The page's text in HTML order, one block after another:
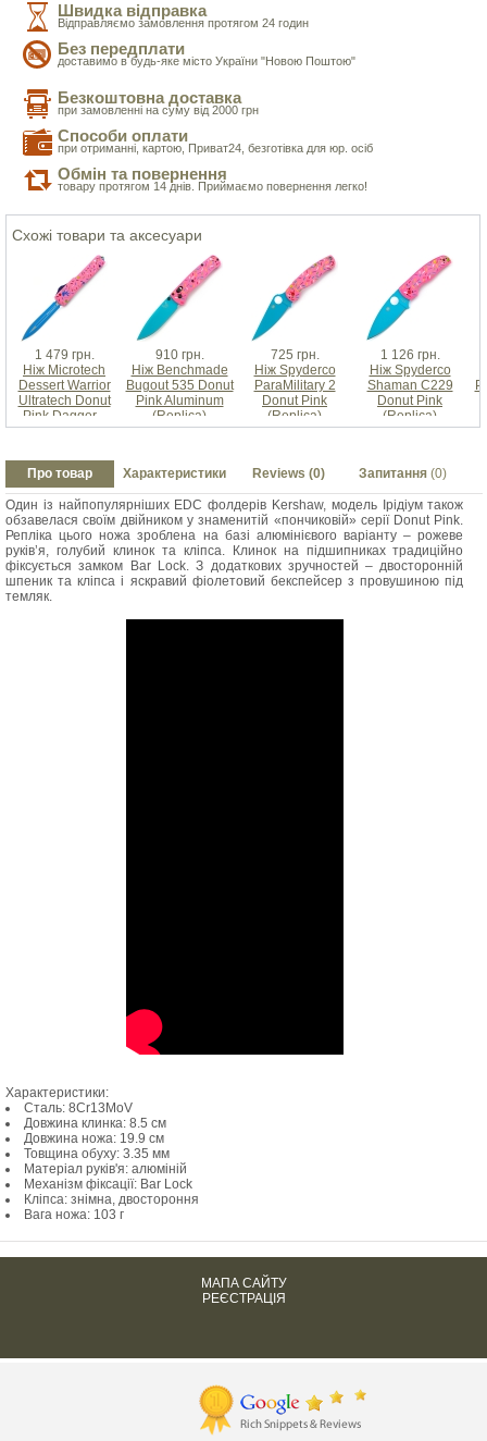
Швидка відправка
Відправляємо замовлення протягом 24 годин
Без передплати
доставимо в будь-яке місто України "Новою Поштою"
Безкоштовна доставка
при замовленні на суму від 2000 грн
Способи оплати
при отриманні, картою, Приват24, безготівка для юр. осіб
Обмін та повернення
товару протягом 14 днів. Приймаємо повернення легко!
Схожі товари та аксесуари
1 479 грн.
Ніж Microtech
Dessert Warrior
Ultratech Donut
Pink Dagger...
910 грн.
Ніж Benchmade
Bugout 535 Donut
Pink Aluminum
(Replica)
725 грн.
Ніж Spyderco
ParaMilitary 2
Donut Pink
(Replica)
1 126 грн.
Ніж Spyderco
Shaman C229
Donut Pink
(Replica)
Про товар Характеристики Reviews (0) Запитання (0)
Один із найпопулярніших EDC фолдерів Kershaw, модель Ірідіум також
обзавелася своїм двійником у знаменитій «пончиковій» серії Donut Pink.
Репліка цього ножа зроблена на базі алюмінієвого варіанту – рожеве
руків’я, голубий клинок та кліпса. Клинок на підшипниках традиційно
фіксується замком Bar Lock. З додаткових зручностей – двосторонній
шпеник та кліпса і яскравий фіолетовий бекспейсер з провушиною під
темляк.
Характеристики:
Сталь: 8Cr13MoV
Довжина клинка: 8.5 см
Довжина ножа: 19.9 см
Товщина обуху: 3.35 мм
Матеріал руків'я: алюміній
Механізм фіксації: Bar Lock
Кліпса: знімна, двостороння
Вага ножа: 103 г
МАПА САЙТУ
РЕЄСТРАЦІЯ